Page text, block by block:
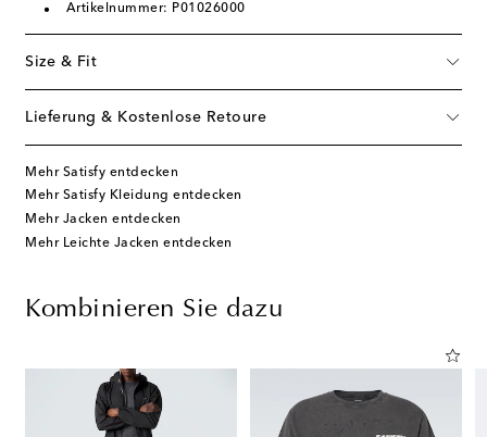
Artikelnummer: P01026000
Size & Fit
Lieferung & Kostenlose Retoure
Mehr Satisfy entdecken
Mehr Satisfy Kleidung entdecken
Mehr Jacken entdecken
Mehr Leichte Jacken entdecken
Kombinieren Sie dazu